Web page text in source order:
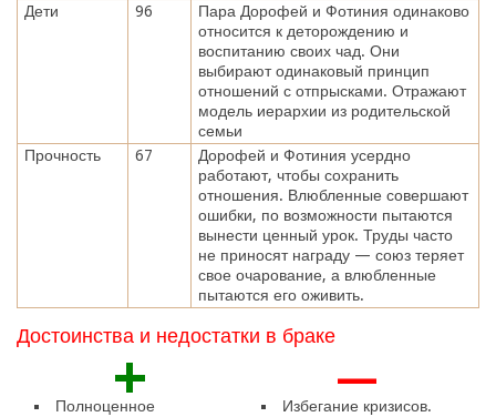
Дети
96
Пара Дорофей и Фотиния одинаково
относится к деторождению и
воспитанию своих чад. Они
выбирают одинаковый принцип
отношений с отпрысками. Отражают
модель иерархии из родительской
семьи
Прочность
67
Дорофей и Фотиния усердно
работают, чтобы сохранить
отношения. Влюбленные совершают
ошибки, по возможности пытаются
вынести ценный урок. Труды часто
не приносят награду — союз теряет
свое очарование, а влюбленные
пытаются его оживить.
Достоинства и недостатки в браке
+
Полноценное
—
Избегание кризисов.